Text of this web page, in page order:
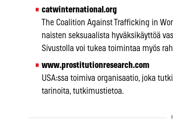
catwinternational.org
The Coalition Against Trafficking in
naisten seksuaalista hyväksikäyttöä
Sivustolla voi tukea toimintaa myös
www.prostitutionresearch.com
USA:ssa toimiva organisaatio, joka
tarinoita, tutkimustietoa.